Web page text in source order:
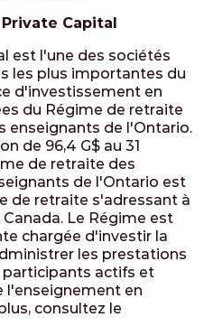
Capital
est l'une des sociétés
les plus importantes du
d'investissement en
du Régime de retraite
enseignants de l'Ontario.
de 96,4 G$ au 31
de retraite des
de l'Ontario est
de retraite s'adressant à
Le Régime est
chargée d'investir la
les prestations
actifs et
l'enseignement en
consultez le